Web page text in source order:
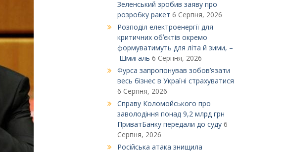
Зеленський зробив заяву про
розробку ракет 6 Серпня, 2026
Розподіл електроенергії для
критичних обʼєктів окремо
формуватимуть для літа й зими, –
Шмигаль 6 Серпня, 2026
Фурса запропонував зобов’язати
весь бізнес в Україні страхуватися
6 Серпня, 2026
Справу Коломойського про
заволодіння понад 9,2 млрд грн
ПриватБанку передали до суду 6
Серпня, 2026
Російська атака знищила